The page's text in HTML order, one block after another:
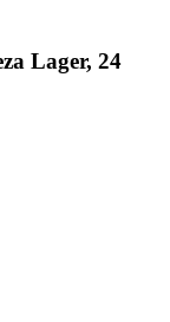
Lager, 24